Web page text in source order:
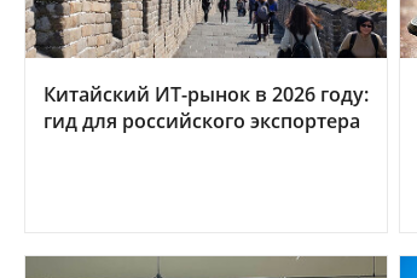
Китайский ИТ-рынок в 2026 году:
гид для российского экспортера